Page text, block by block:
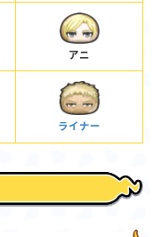
アニ
ライナー